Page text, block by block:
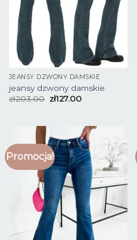
JEANSY DZWONY DAMSKIE
jeansy dzwony damskie
zł203.00 zł127.00
Promocja!